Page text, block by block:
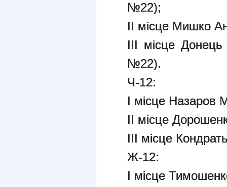
№22);
ІІ місце Мишко
ІІІ місце
№22).
Ч-12:
І місце
ІІ місце
ІІІ місце
Ж-12:
І місце